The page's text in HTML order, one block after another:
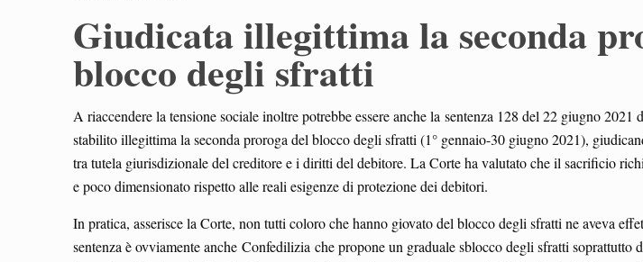
Giudicata illegittima la seconda
blocco degli sfratti
A riaccendere la tensione sociale inoltre potrebbe essere anche la sentenza 128 del 22 giugno 2021
stabilito illegittima la seconda proroga del blocco degli sfratti (1° gennaio-30 giugno 2021),
tra tutela giurisdizionale del creditore e i diritti del debitore. La Corte ha valutato che il sacrificio
e poco dimensionato rispetto alle reali esigenze di protezione dei debitori.
In pratica, asserisce la Corte, non tutti coloro che hanno giovato del blocco degli sfratti ne aveva
sentenza è ovviamente anche Confedilizia che propone un graduale sblocco degli sfratti soprattutto